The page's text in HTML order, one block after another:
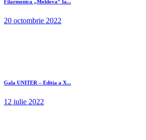
Filarmonica „Moldova” Ia...
20 octombrie 2022
Gala UNITER – Editia a X...
12 iulie 2022